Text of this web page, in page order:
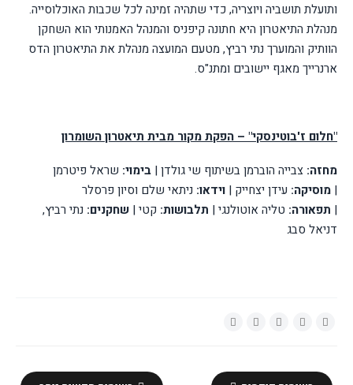
ותועלת תושביה ויוצריה, כדי שתהיה זמינה לכל שכבות האוכלוסייה.
מנהלת התיאטרון היא חתונה קיפניס והמנהל האמנותי הוא השחקן
הוותיק והמוערך נתי רביץ, מטעם המועצה מנהלת את התיאטרון הדס
ארנרייך מאגף יישובים ומתנ"ס.
"חלום ז'בוטינסקי" – הפקת מקור מבית תיאטרון השומרון
מחזה: צבייה הוברמן בשיתוף שי גולדן | בימוי: שראל פיטרמן
| מוסיקה: עידן יצחייק | וידאו: ניתאי שלם וסיון פרסלר
| תפאורה: טליה אוטולנגי | תלבושות: קטי | שחקנים: נתי רביץ,
דניאל סבג